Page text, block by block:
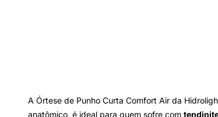
A Órtese de Punho Curta Comfort Air da
anatômico, é ideal para quem sofre com